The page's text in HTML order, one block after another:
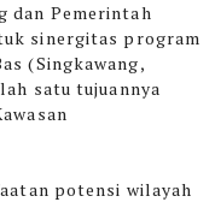
dan Pemerintah
sinergitas program
(Singkawang,
satu tujuannya
potensi wilayah